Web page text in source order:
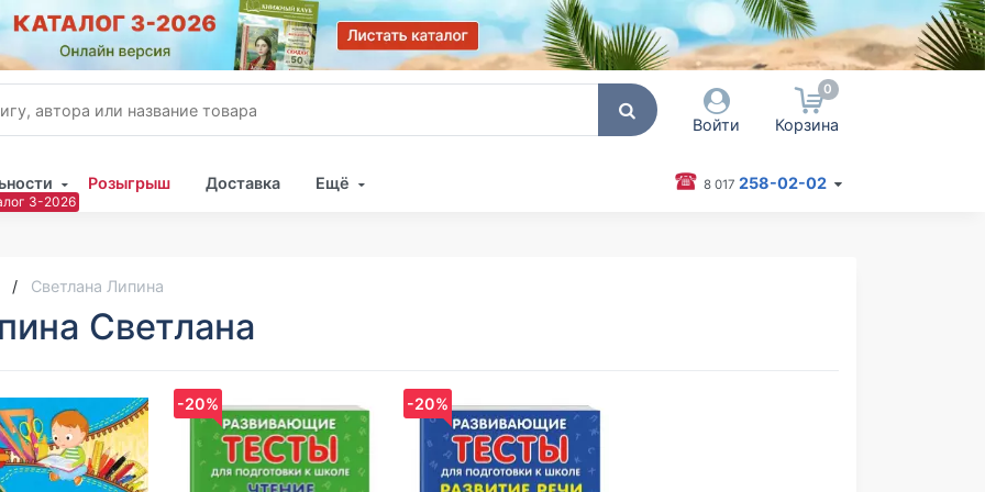
Войти
Войти
Забыли пароль?
0
Корзина
Розыгрыш Доставка Ещё 8 017 258-02-02
Светлана Липина
Светлана
-20% -20%